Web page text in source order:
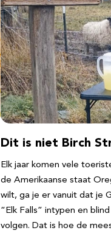
Dit is niet Birch
Elk jaar komen vele
de Amerikaanse staat
wilt, ga je er vanuit dat je
“Elk Falls” intypen en
volgen. Dat is hoe de